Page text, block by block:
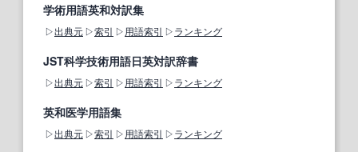
学術用語英和対訳集
出典元 索引 用語索引 ランキング
JST科学技術用語日英対訳辞書
出典元 索引 用語索引 ランキング
英和医学用語集
出典元 索引 用語索引 ランキング